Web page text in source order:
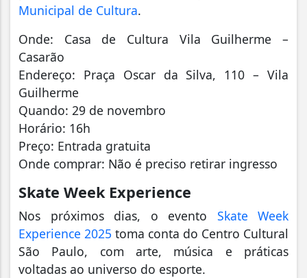
Municipal de Cultura.
Onde: Casa de Cultura Vila Guilherme –
Casarão
Endereço: Praça Oscar da Silva, 110 – Vila
Guilherme
Quando: 29 de novembro
Horário: 16h
Preço: Entrada gratuita
Onde comprar: Não é preciso retirar ingresso
Skate Week Experience
Nos próximos dias, o evento Skate Week
Experience 2025 toma conta do Centro Cultural
São Paulo, com arte, música e práticas
voltadas ao universo do esporte.